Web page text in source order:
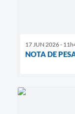
17 JUN 2026 -
NOTA DE